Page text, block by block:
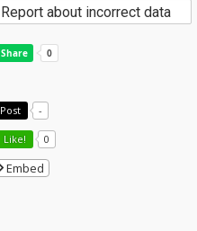
Report about incorrect data
Post -
Like! 0
Embed